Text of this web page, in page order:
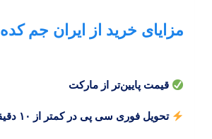
مزایای خرید از ایران جم کده
قیمت پایین‌تر از مارکت‌
تحویل فوری سی‌ پی در کمتر از ۱۰ دقیقه